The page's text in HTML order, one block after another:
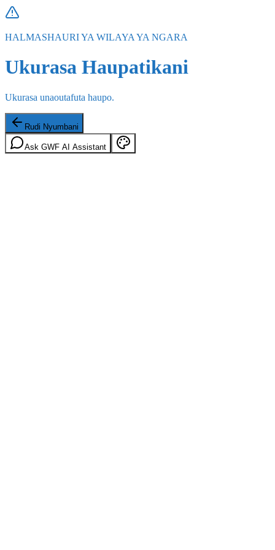
HALMASHAURI YA WILAYA YA NGARA
Ukurasa Haupatikani
Ukurasa unaoutafuta haupo.
Rudi Nyumbani
Ask GWF AI Assistant